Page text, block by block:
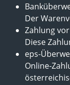
Der
Zahlung
Diese
eps-
Online-